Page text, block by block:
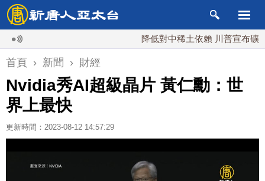
降低對中稀土依賴 川普宣布礦業投資
首頁 › 新聞 › 財經
Nvidia秀AI超級晶片 黃仁勳：世
界上最快
更新時間：2023-08-12 14:57:29